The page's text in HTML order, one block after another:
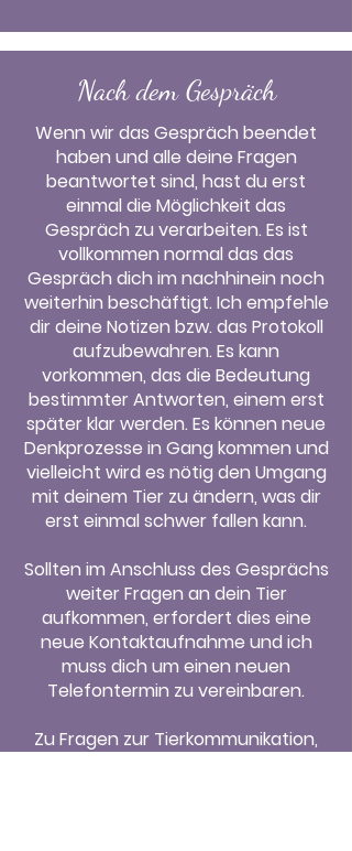
Nach dem Gespräch
Wenn wir das Gespräch beendet
haben und alle deine Fragen
beantwortet sind, hast du erst
einmal die Möglichkeit das
Gespräch zu verarbeiten. Es ist
vollkommen normal das das
Gespräch dich im nachhinein noch
weiterhin beschäftigt. Ich empfehle
dir deine Notizen bzw. das Protokoll
aufzubewahren. Es kann
vorkommen, das die Bedeutung
bestimmter Antworten, einem erst
später klar werden. Es können neue
Denkprozesse in Gang kommen und
vielleicht wird es nötig den Umgang
mit deinem Tier zu ändern, was dir
erst einmal schwer fallen kann.
Sollten im Anschluss des Gesprächs
weiter Fragen an dein Tier
aufkommen, erfordert dies eine
neue Kontaktaufnahme und ich
muss dich um einen neuen
Telefontermin zu vereinbaren.
Zu Fragen zur Tierkommunikation,